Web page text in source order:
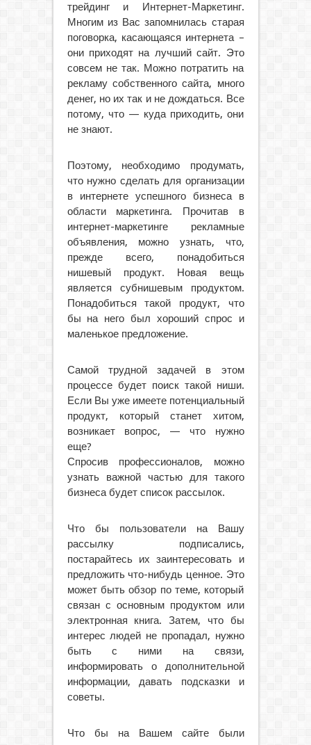
трейдинг и Интернет-Маркетинг.
Многим из Вас запомнилась старая
поговорка, касающаяся интернета –
они приходят на лучший сайт. Это
совсем не так. Можно потратить на
рекламу собственного сайта, много
денег, но их так и не дождаться. Все
потому, что — куда приходить, они
не знают.
Поэтому, необходимо продумать,
что нужно сделать для организации
в интернете успешного бизнеса в
области маркетинга. Прочитав в
интернет-маркетинге рекламные
объявления, можно узнать, что,
прежде всего, понадобиться
нишевый продукт. Новая вещь
является субнишевым продуктом.
Понадобиться такой продукт, что
бы на него был хороший спрос и
маленькое предложение.
Самой трудной задачей в этом
процессе будет поиск такой ниши.
Если Вы уже имеете потенциальный
продукт, который станет хитом,
возникает вопрос, — что нужно
еще?
Спросив профессионалов, можно
узнать важной частью для такого
бизнеса будет список рассылок.
Что бы пользователи на Вашу
рассылку подписались,
постарайтесь их заинтересовать и
предложить что-нибудь ценное. Это
может быть обзор по теме, который
связан с основным продуктом или
электронная книга. Затем, что бы
интерес людей не пропадал, нужно
быть с ними на связи,
информировать о дополнительной
информации, давать подсказки и
советы.
Что бы на Вашем сайте были